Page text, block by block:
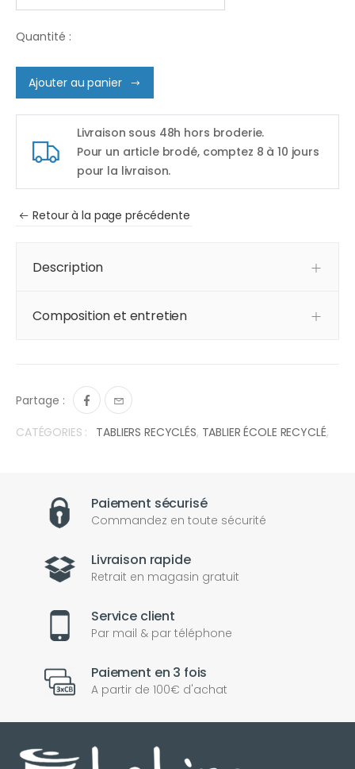
Quantité :
Ajouter au panier
Livraison sous 48h hors broderie.
Pour un article brodé, comptez 8 à 10 jours
pour la livraison.
Retour à la page précédente
Description
Composition et entretien
Partage :
CATÉGORIES : TABLIERS RECYCLÉS, TABLIER ÉCOLE RECYCLÉ,
Paiement sécurisé
Commandez en toute sécurité
Livraison rapide
Retrait en magasin gratuit
Service client
Par mail & par téléphone
Paiement en 3 fois
A partir de 100€ d'achat